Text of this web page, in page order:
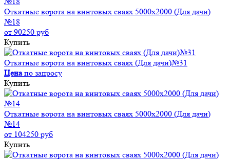
Откатные ворота на винтовых сваях 5000x2000 (Для дачи)
№18
от 90250 руб
Купить
Откатные ворота на винтовых сваях (Для дачи)№31
Ценапо запросу
Купить
Откатные ворота на винтовых сваях 5000x2000 (Для дачи)
№14
от 104250 руб
Купить